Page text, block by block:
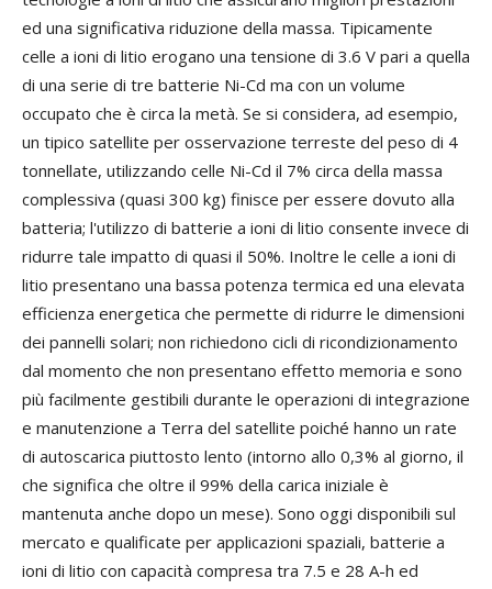
ed una significativa riduzione della massa. Tipicamente
celle a ioni di litio erogano una tensione di 3.6 V pari a quella
di una serie di tre batterie Ni-Cd ma con un volume
occupato che è circa la metà. Se si considera, ad esempio,
un tipico satellite per osservazione terreste del peso di 4
tonnellate, utilizzando celle Ni-Cd il 7% circa della massa
complessiva (quasi 300 kg) finisce per essere dovuto alla
batteria; l'utilizzo di batterie a ioni di litio consente invece di
ridurre tale impatto di quasi il 50%. Inoltre le celle a ioni di
litio presentano una bassa potenza termica ed una elevata
efficienza energetica che permette di ridurre le dimensioni
dei pannelli solari; non richiedono cicli di ricondizionamento
dal momento che non presentano effetto memoria e sono
più facilmente gestibili durante le operazioni di integrazione
e manutenzione a Terra del satellite poiché hanno un rate
di autoscarica piuttosto lento (intorno allo 0,3% al giorno, il
che significa che oltre il 99% della carica iniziale è
mantenuta anche dopo un mese). Sono oggi disponibili sul
mercato e qualificate per applicazioni spaziali, batterie a
ioni di litio con capacità compresa tra 7.5 e 28 A-h ed